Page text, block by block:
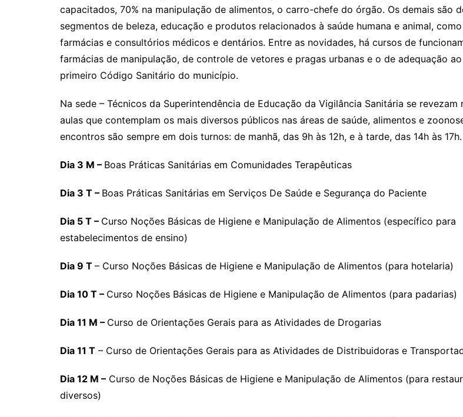
capacitados, 70% na manipulação de alimentos, o carro-chefe do órgão. Os demais são
segmentos de beleza, educação e produtos relacionados à saúde humana e animal,
farmácias e consultórios médicos e dentários. Entre as novidades, há cursos de
farmácias de manipulação, de controle de vetores e pragas urbanas e o de adequação ao
primeiro Código Sanitário do município.
Na sede – Técnicos da Superintendência de Educação da Vigilância Sanitária se revezam
aulas que contemplam os mais diversos públicos nas áreas de saúde, alimentos e
encontros são sempre em dois turnos: de manhã, das 9h às 12h, e à tarde, das 14h às 17h.
Dia 3 M – Boas Práticas Sanitárias em Comunidades Terapêuticas
Dia 3 T – Boas Práticas Sanitárias em Serviços De Saúde e Segurança do Paciente
Dia 5 T – Curso Noções Básicas de Higiene e Manipulação de Alimentos (específico para
estabelecimentos de ensino)
Dia 9 T – Curso Noções Básicas de Higiene e Manipulação de Alimentos (para hotelaria)
Dia 10 T – Curso Noções Básicas de Higiene e Manipulação de Alimentos (para padarias)
Dia 11 M – Curso de Orientações Gerais para as Atividades de Drogarias
Dia 11 T – Curso de Orientações Gerais para as Atividades de Distribuidoras e
Dia 12 M – Curso de Noções Básicas de Higiene e Manipulação de Alimentos (para
diversos)